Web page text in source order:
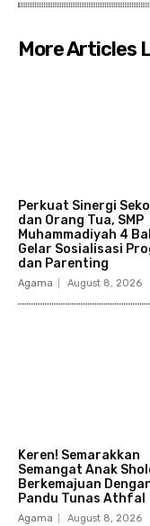
More Articles
Perkuat Sinergi
dan Orang Tua, SMP
Muhammadiyah 4
Gelar Sosialisasi
dan Parenting
Agama August 8, 2026
Keren! Semarakkan
Semangat Anak
Berkemajuan
Pandu Tunas Athfal
Agama August 8, 2026